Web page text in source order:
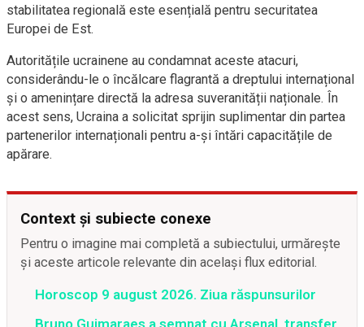
stabilitatea regională este esențială pentru securitatea
Europei de Est.
Autoritățile ucrainene au condamnat aceste atacuri,
considerându-le o încălcare flagrantă a dreptului internațional
și o amenințare directă la adresa suveranității naționale. În
acest sens, Ucraina a solicitat sprijin suplimentar din partea
partenerilor internaționali pentru a-și întări capacitățile de
apărare.
Context și subiecte conexe
Pentru o imagine mai completă a subiectului, urmărește
și aceste articole relevante din același flux editorial.
Horoscop 9 august 2026. Ziua răspunsurilor
Bruno Guimaraes a semnat cu Arsenal, transfer